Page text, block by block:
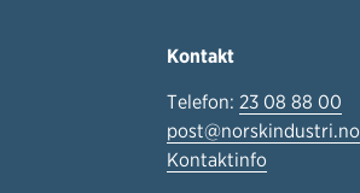
Kontakt
Telefon: 23 08 88 00
post@norskindustri.no
Kontaktinfo